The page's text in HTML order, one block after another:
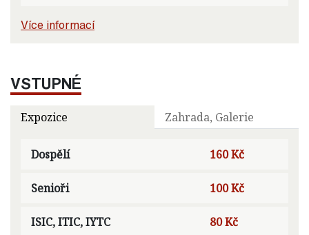
Více informací
VSTUPNÉ
Expozice Zahrada, Galerie
Dospělí 160 Kč
Senioři 100 Kč
ISIC, ITIC, IYTC 80 Kč